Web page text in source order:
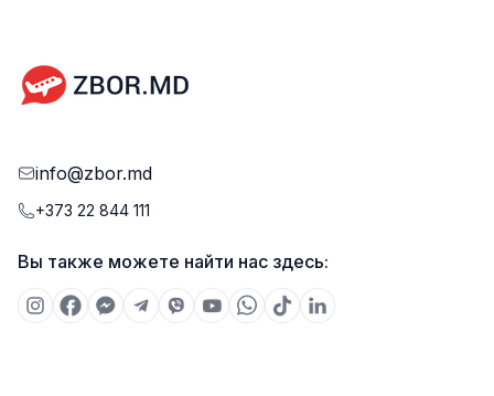
info@zbor.md
+373 22 844 111
Вы также можете найти нас здесь: